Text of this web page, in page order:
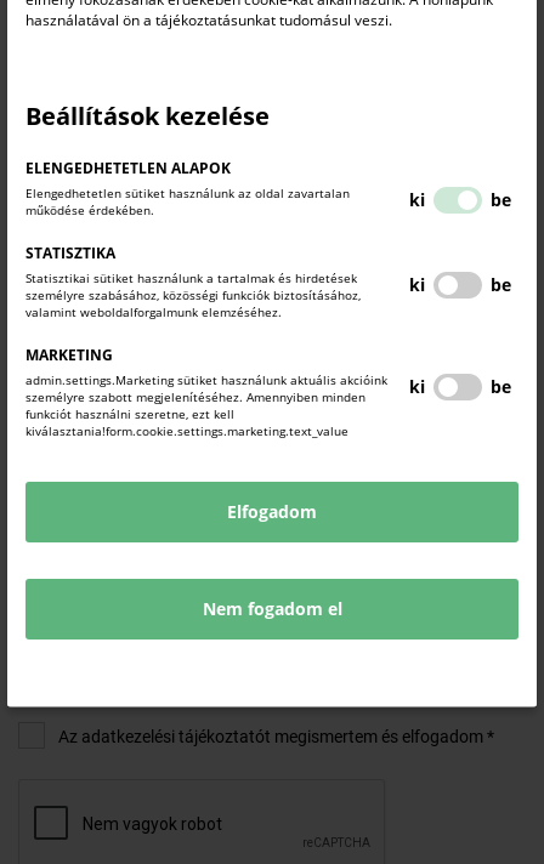
használatával ön a tájékoztatásunkat tudomásul veszi.
Beállítások kezelése
ELENGEDHETETLEN ALAPOK
Elengedhetetlen sütiket használunk az oldal zavartalan
működése érdekében.
ki be
STATISZTIKA
Statisztikai sütiket használunk a tartalmak és hirdetések
személyre szabásához, közösségi funkciók biztosításához,
valamint weboldalforgalmunk elemzéséhez.
ki be
MARKETING
admin.settings.Marketing sütiket használunk aktuális akcióink
személyre szabott megjelenítéséhez. Amennyiben minden
funkciót használni szeretne, ezt kell
kiválasztania!form.cookie.settings.marketing.text_value
ki be
Elfogadom
Nem fogadom el
regisztrációhoz kötött!
EMAIL CÍM*
CÉGNÉV
TELEFONSZÁM
Az adatkezelési tájékoztatót megismertem és elfogadom *